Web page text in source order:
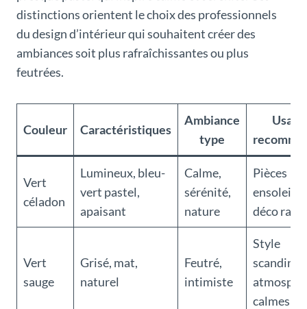
distinctions orientent le choix des professionnels
du design d’intérieur qui souhaitent créer des
ambiances soit plus rafraîchissantes ou plus
feutrées.
Couleur Caractéristiques
Ambiance
type
Usage
Vert
céladon
Lumineux, bleu-
vert pastel,
apaisant
Calme,
sérénité,
nature
Pièces
déco
Vert
sauge
Grisé, mat,
naturel
Feutré,
intimiste
Style
calmes